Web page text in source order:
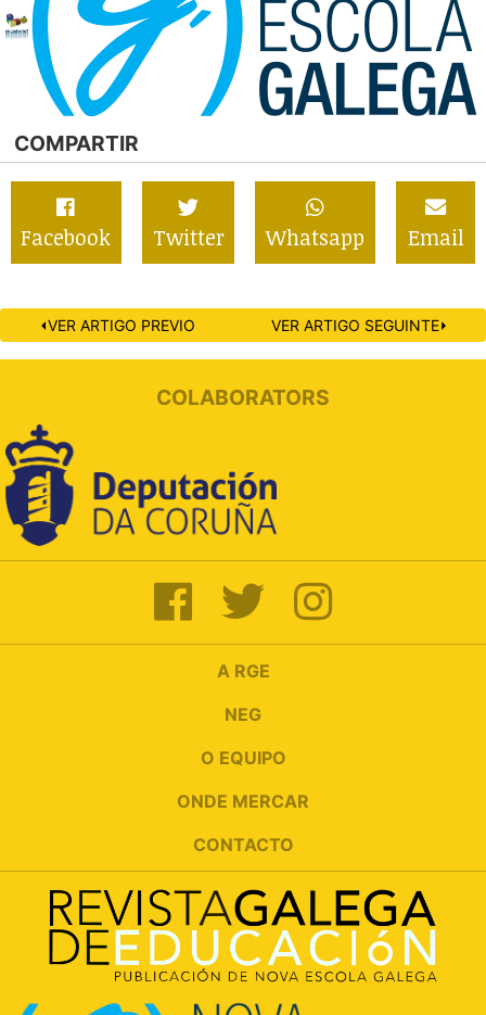
COMPARTIR
Facebook Twitter Whatsapp Email
⏴VER ARTIGO PREVIO VER ARTIGO SEGUINTE⏵
COLABORATORS
A RGE
NEG
O EQUIPO
ONDE MERCAR
CONTACTO